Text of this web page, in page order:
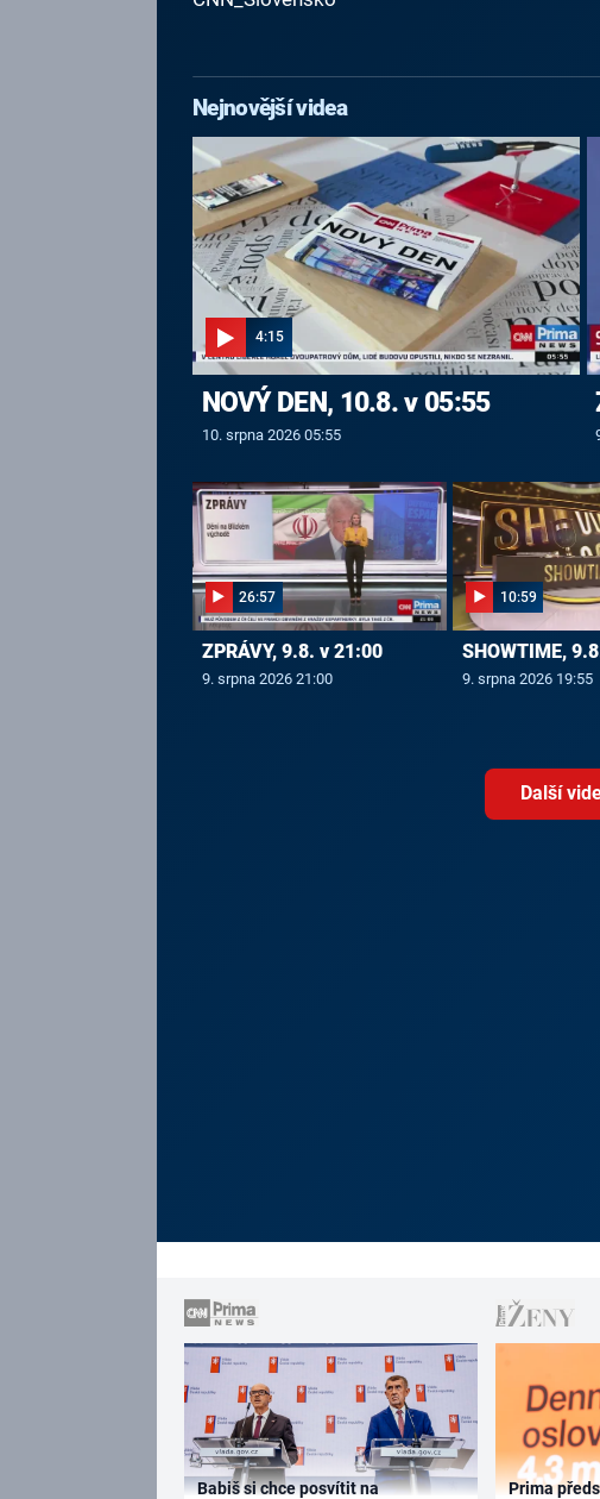
Nejnovější videa
4:15
NOVÝ DEN, 10.8. v 05:55
10. srpna 2026 05:55
26:57
ZPRÁVY, 9.8. v 21:00
9. srpna 2026 21:00
10:59
SHOWTIME,
9. srpna 2026 19:55
Další
Babiš si chce posvítit na
Prima